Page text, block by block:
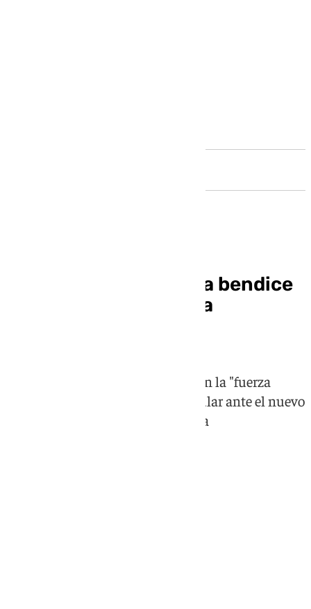
El arzobispo de Sevilla bendice
el nuevo camarín de la
José Ángel Saiz Meneses insiste en la "fuerza
evangelizadora" de la piedad popular ante el nuevo
camarín de la Esperanza de Triana